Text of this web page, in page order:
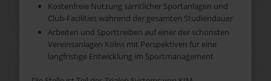
Kostenfreie Nutzung sämtlicher Sportanlagen und
Club-Facilities während der gesamten Studiendauer
Arbeiten und Sporttreiben auf einer der schönsten
Vereinsanlagen Kölns mit Perspektiven für eine
langfristige Entwicklung im Sportmanagement